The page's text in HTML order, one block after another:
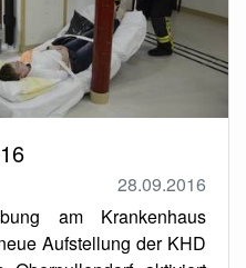
28.09.2016
am Krankenhaus
Aufstellung der KHD